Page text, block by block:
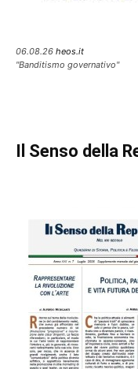
06.08.26 heos.it
"Banditismo governativo"
Il Senso della